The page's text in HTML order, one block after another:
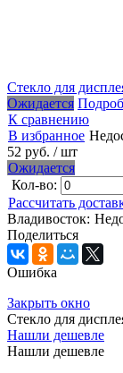
Стекло для
Ожидается
К сравнению
В избранное
52 руб. / шт
Ожидается
Кол-во:
Рассчитать
Владивосток:
Поделиться
Ошибка
Закрыть окно
Стекло для
Нашли дешевле
Нашли дешевле